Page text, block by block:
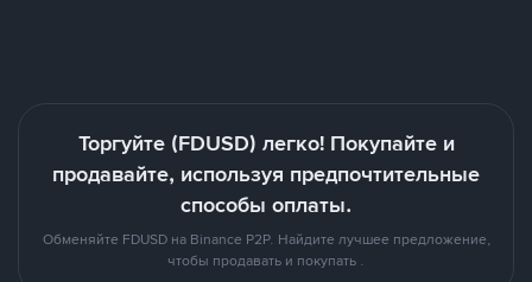
Торгуйте (FDUSD) легко! Покупайте и
продавайте, используя предпочтительные
способы оплаты.
Обменяйте FDUSD на Binance P2P. Найдите лучшее предложение,
чтобы продавать и покупать .